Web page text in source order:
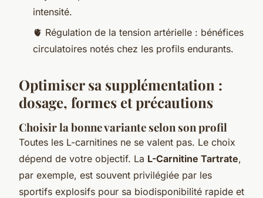
intensité.
🫀 Régulation de la tension artérielle : bénéfices
circulatoires notés chez les profils endurants.
Optimiser sa supplémentation :
dosage, formes et précautions
Choisir la bonne variante selon son profil
Toutes les L-carnitines ne se valent pas. Le choix
dépend de votre objectif. La L-Carnitine Tartrate,
par exemple, est souvent privilégiée par les
sportifs explosifs pour sa biodisponibilité rapide et